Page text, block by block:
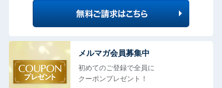
メルマガ会員募集中
初めてのご登録で全員に
クーポンプレゼント！